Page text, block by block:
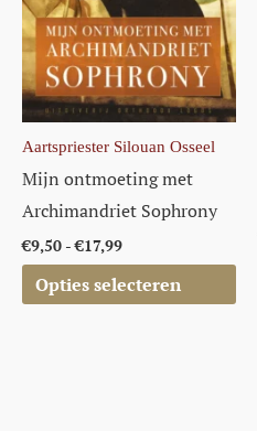
Aartspriester Silouan Osseel
Mijn ontmoeting met
Archimandriet Sophrony
€9,50 - €17,99
Opties selecteren
kan
gekozen
worden
op
de
productpagina